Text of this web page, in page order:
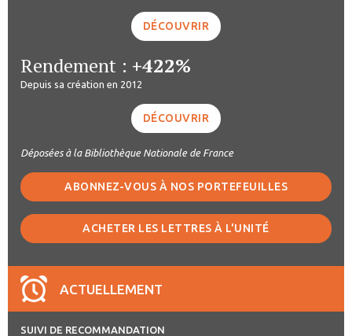
DÉCOUVRIR
Rendement : +422%
Depuis sa création en 2012
DÉCOUVRIR
Déposées à la Bibliothèque Nationale de France
ABONNEZ-VOUS À NOS PORTEFEUILLES
ACHETER LES LETTRES À L'UNITÉ
ACTUELLEMENT
SUIVI DE RECOMMANDATION